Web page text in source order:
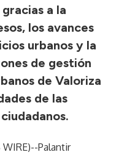
a la
los avances
urbanos y la
de gestión
de Valoriza
de las
WIRE)--Palantir